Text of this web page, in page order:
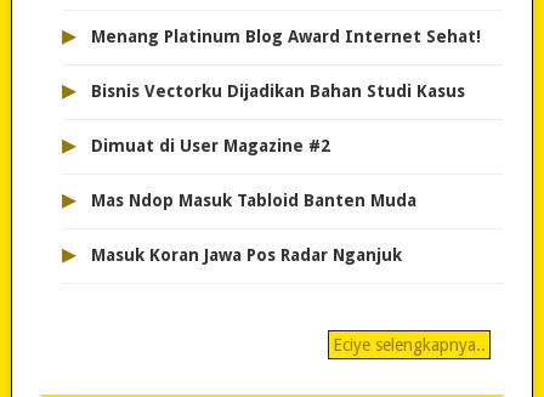
▸ Menang Platinum Blog Award Internet Sehat!
▸ Bisnis Vectorku Dijadikan Bahan Studi Kasus
▸ Dimuat di User Magazine #2
▸ Mas Ndop Masuk Tabloid Banten Muda
▸ Masuk Koran Jawa Pos Radar Nganjuk
Eciye selengkapnya..